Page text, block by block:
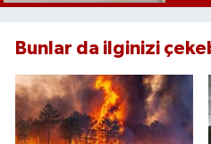
Bunlar da ilginizi